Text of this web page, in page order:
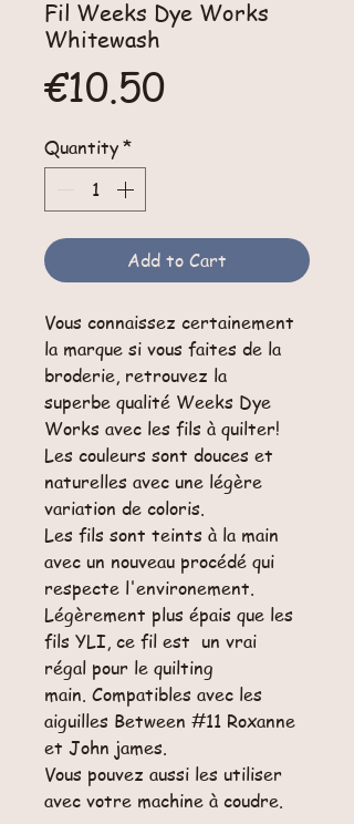
Fil Weeks Dye Works
Whitewash
€10.50Price
Quantity*
Add to Cart
Vous connaissez certainement
la marque si vous faites de la
broderie, retrouvez la
superbe qualité Weeks Dye
Works avec les fils à quilter!
Les couleurs sont douces et
naturelles avec une légère
variation de coloris.
Les fils sont teints à la main
avec un nouveau procédé qui
respecte l'environement.
Légèrement plus épais que les
fils YLI, ce fil est un vrai
régal pour le quilting
main. Compatibles avec les
aiguilles Between #11 Roxanne
et John james.
Vous pouvez aussi les utiliser
avec votre machine à coudre.